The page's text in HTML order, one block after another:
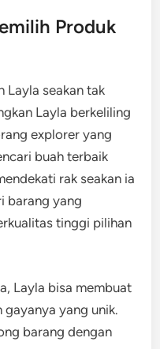
Produk
Layla seakan tak
Layla berkeliling
explorer yang
buah terbaik
rak seakan ia
barang yang
tinggi pilihan
Layla bisa membuat
yang unik.
barang dengan